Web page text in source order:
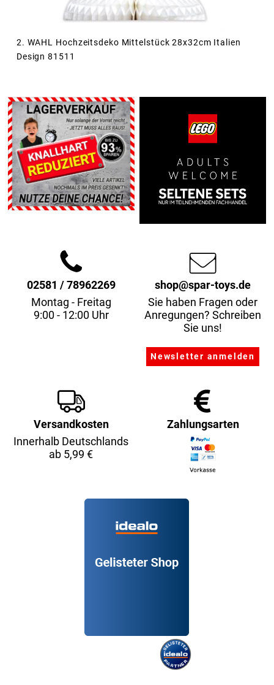
2. WAHL Hochzeitsdeko Mittelstück 28x32cm Italien
Design 81511
02581 / 78962269
Montag - Freitag
9:00 - 12:00 Uhr
shop@spar-toys.de
Sie haben Fragen oder
Anregungen? Schreiben
Sie uns!
Versandkosten
Innerhalb Deutschlands
ab 5,99 €
Zahlungsarten